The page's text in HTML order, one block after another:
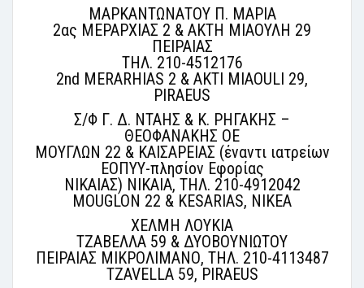
ΜΑΡΚΑΝΤΩΝΑΤΟΥ Π. ΜΑΡΙΑ
2ας ΜΕΡΑΡΧΙΑΣ 2 & ΑΚΤΗ ΜΙΑΟΥΛΗ 29
ΠΕΙΡΑΙΑΣ
ΤΗΛ. 210-4512176
2nd MERARHIAS 2 & AKTI MIAOULI 29,
PIRAEUS
Σ/Φ Γ. Δ. ΝΤΑΗΣ & Κ. ΡΗΓΑΚΗΣ –
ΘΕΟΦΑΝΑΚΗΣ ΟΕ
ΜΟΥΓΛΩΝ 22 & ΚΑΙΣΑΡΕΙΑΣ (έναντι ιατρείων
ΕΟΠΥΥ-πλησίον Εφορίας
ΝΙΚΑΙΑΣ) ΝΙΚΑΙΑ, ΤΗΛ. 210-4912042
MOUGLON 22 & KESARIAS, NIKEA
ΧΕΛΜΗ ΛΟΥΚΙΑ
ΤΖΑΒΕΛΛΑ 59 & ΔΥΟΒΟΥΝΙΩΤΟΥ
ΠΕΙΡΑΙΑΣ ΜΙΚΡΟΛΙΜΑΝΟ, ΤΗΛ. 210-4113487
TZAVELLA 59, PIRAEUS